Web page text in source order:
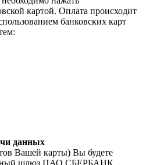
картой. Оплата происходит
банковских карт
данных
Вашей карты) Вы будете
шлюз ПАО СБЕРБАНК.